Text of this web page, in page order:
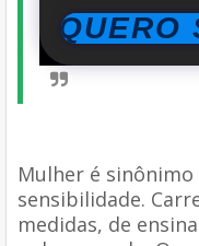
QUERO
Mulher é
sensibilidade.
medidas, de